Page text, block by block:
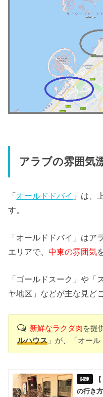
アラブの雰囲気
「オールドドバイ 」は、
す。
「オールドドバイ」はア
エリアで、中東の雰囲気
「ゴールドスーク」や「
ヤ地区」などが主な見ど
新鮮なラクダ肉を提
ルハウス 」が、「オール
の行き